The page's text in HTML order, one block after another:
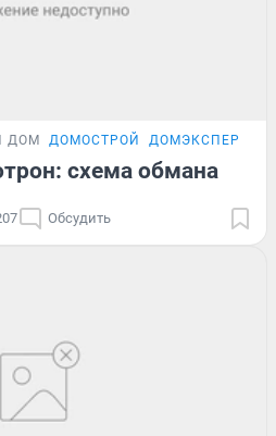
ДОМ ДОМОСТРОЙ ДОМЭКСПЕРТ
схема обмана
Обсудить